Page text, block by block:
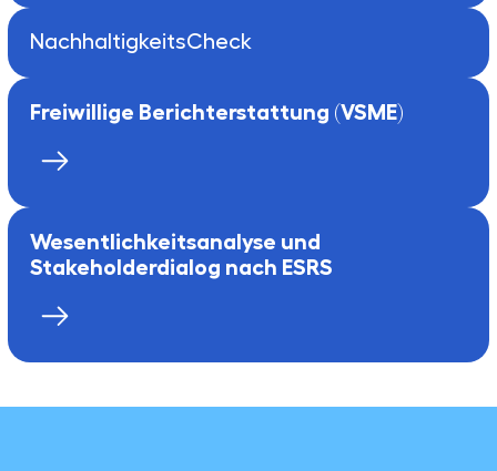
NachhaltigkeitsCheck
Freiwillige Berichterstattung (VSME)
Wesentlichkeitsanalyse und
Stakeholderdialog nach ESRS